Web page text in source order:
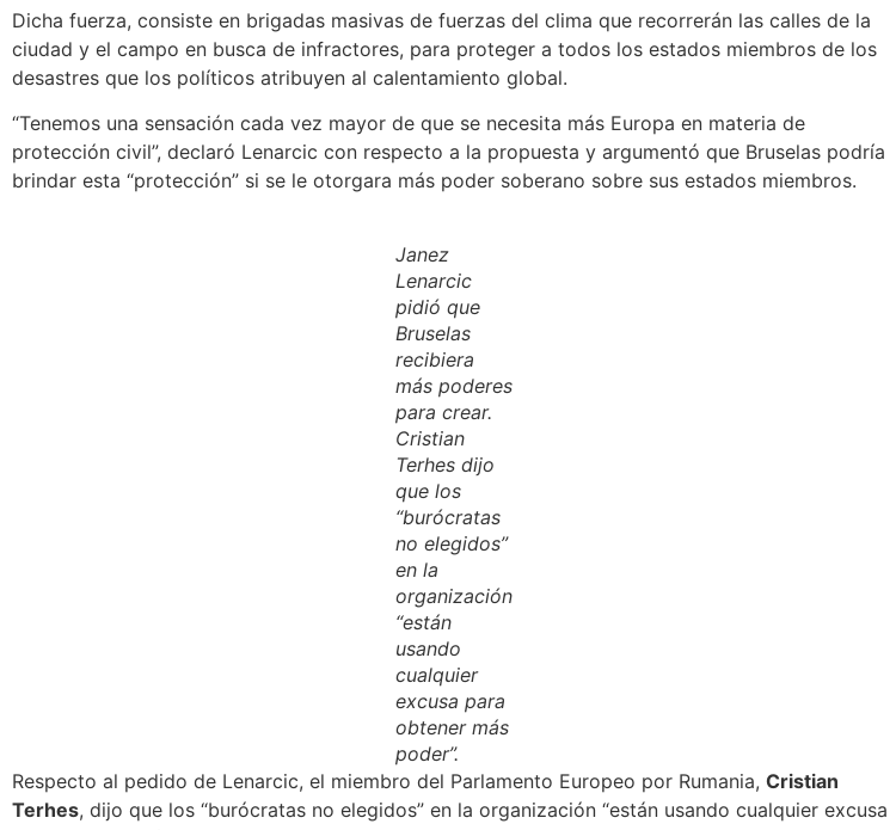
Dicha fuerza, consiste en brigadas masivas de fuerzas del clima que recorrerán las calles de la
ciudad y el campo en busca de infractores, para proteger a todos los estados miembros de los
desastres que los políticos atribuyen al calentamiento global.
“Tenemos una sensación cada vez mayor de que se necesita más Europa en materia de
protección civil”, declaró Lenarcic con respecto a la propuesta y argumentó que Bruselas podría
brindar esta “protección” si se le otorgara más poder soberano sobre sus estados miembros.
Janez
Lenarcic
pidió que
Bruselas
recibiera
más poderes
para crear.
Cristian
Terhes dijo
que los
“burócratas
no elegidos”
en la
organización
“están
usando
cualquier
excusa para
obtener más
poder”.
Respecto al pedido de Lenarcic, el miembro del Parlamento Europeo por Rumania, Cristian
Terhes, dijo que los “burócratas no elegidos” en la organización “están usando cualquier excusa